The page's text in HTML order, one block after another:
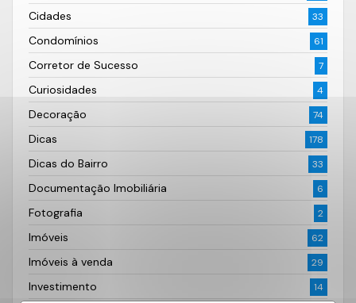
Cidades 33
Condomínios 61
Corretor de Sucesso 7
Curiosidades 4
Decoração 74
Dicas 178
Dicas do Bairro 33
Documentação Imobiliária 6
Fotografia 2
Imóveis 62
Imóveis à venda 29
Investimento 14